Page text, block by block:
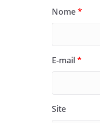
Nome*
E-mail*
Site